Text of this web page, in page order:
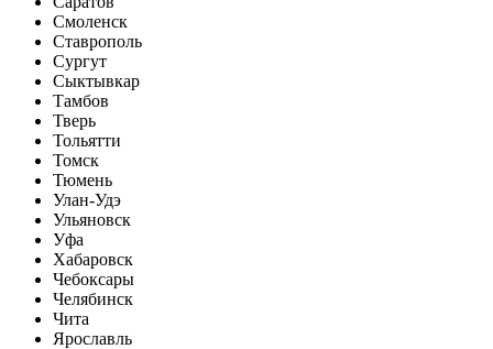
Смоленск
Ставрополь
Сургут
Сыктывкар
Тамбов
Тверь
Тольятти
Томск
Тюмень
Улан-Удэ
Ульяновск
Уфа
Хабаровск
Чебоксары
Челябинск
Чита
Ярославль